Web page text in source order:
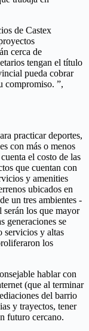
de Castex
cerca de
tengan el título
pueda cobrar
compromiso. ”,
practicar deportes,
con más o menos
el costo de las
que cuentan con
y amenities
ubicados en
un tres ambientes -
los que mayor
generaciones se
servicios y altas
los
hablar con
(que al terminar
del barrio
y trayectos, tener
futuro cercano.